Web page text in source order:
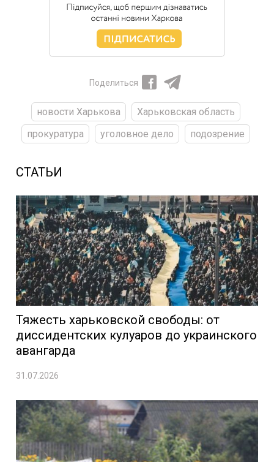
Поделиться
новости Харькова
Харьковская область
прокуратура
уголовное дело подозрение
СТАТЬИ
Тяжесть харьковской свободы: от
диссидентских кулуаров до украинского
авангарда
31.07.2026